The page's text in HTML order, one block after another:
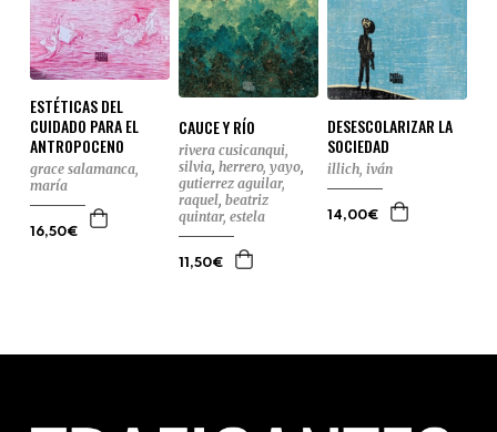
ESTÉTICAS DEL
CUIDADO PARA EL
ANTROPOCENO
grace salamanca,
maría
16,50€
CAUCE Y RÍO
rivera cusicanqui,
silvia, herrero, yayo,
gutierrez aguilar,
raquel, beatriz
quintar, estela
11,50€
DESESCOLARIZAR LA
SOCIEDAD
illich, iván
14,00€